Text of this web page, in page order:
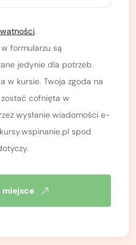
.
formularzu są
jedynie dla potrzeb
w kursie. Twoja zgoda na
cofnięta w
wysłanie wiadomości e-
spod
miejsce